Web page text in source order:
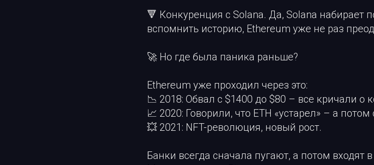
🔻 Конкуренция с Solana. Да, Solana набирает
вспомнить историю, Ethereum уже не раз
🚀 Но где была паника раньше?
Ethereum уже проходил через это:
📉 2018: Обвал с $1400 до $80 – все кричали о
📈 2020: Говорили, что ETH «устарел» – а
💥 2021: NFT-революция, новый рост.
Банки всегда сначала пугают, а потом входят